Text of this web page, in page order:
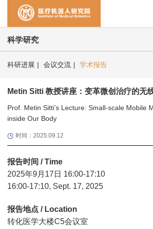
科学研究
科研进展 | 会议交流 | 学术报告
Metin Sitti 教授讲座：变革微创治疗的无
Prof. Metin Sitti’s Lecture: Small-scale Mobile
inside Our Body
时间：2025.09.12
报告时间 / Time
2025年9月17日 16:00-17:10
16:00-17:10, Sept. 17, 2025
报告地点 / Location
转化医学大楼C5会议室